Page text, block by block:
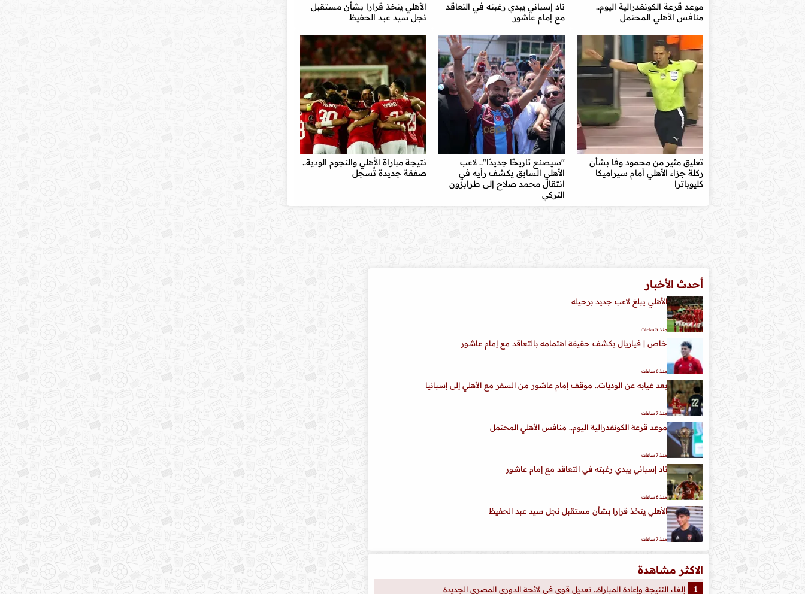
موعد قرعة الكونفدرالية اليوم..
منافس الأهلي المحتمل
ناد إسباني يبدي رغبته في التعاقد
مع إمام عاشور
الأهلي يتخذ قرارا بشأن مستقبل
نجل سيد عبد الحفيظ
تعليق مثير من محمود وفا بشأن
ركلة جزاء الأهلي أمام سيراميكا
كليوباترا
"سيصنع تاريخًا جديدًا".. لاعب
الأهلي السابق يكشف رأيه في
انتقال محمد صلاح إلى طرابزون
التركي
نتيجة مباراة الأهلي والنجوم الودية..
صفقة جديدة تُسجل
أحدث الأخبار
الأهلي يبلغ لاعب جديد برحيله
منذ 5 ساعات
خاص | فياريال يكشف حقيقة اهتمامه بالتعاقد مع إمام عاشور
منذ 6 ساعات
بعد غيابه عن الوديات.. موقف إمام عاشور من السفر مع الأهلي إلى إسبانيا
منذ 7 ساعات
موعد قرعة الكونفدرالية اليوم.. منافس الأهلي المحتمل
منذ 7 ساعات
ناد إسباني يبدي رغبته في التعاقد مع إمام عاشور
منذ 6 ساعات
الأهلي يتخذ قرارا بشأن مستقبل نجل سيد عبد الحفيظ
منذ 7 ساعات
الاكثر مشاهدة
إلغاء النتيجة وإعادة المباراة.. تعديل قوي في لائحة الدوري المصري الجديدة